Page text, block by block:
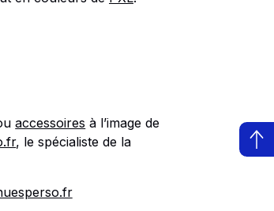
accessoires à l’image de
, le spécialiste de la